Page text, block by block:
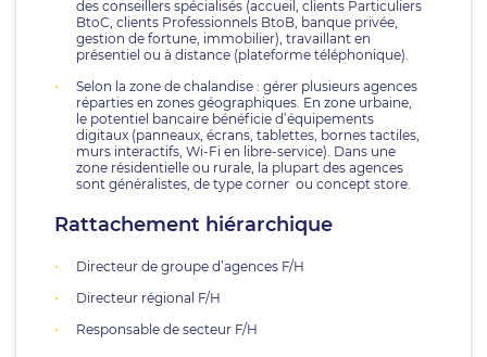
des conseillers spécialisés (accueil, clients Particuliers
BtoC, clients Professionnels BtoB, banque privée,
gestion de fortune, immobilier), travaillant en
présentiel ou à distance (plateforme téléphonique).
Selon la zone de chalandise : gérer plusieurs agences
réparties en zones géographiques. En zone urbaine,
le potentiel bancaire bénéficie d’équipements
digitaux (panneaux, écrans, tablettes, bornes tactiles,
murs interactifs, Wi-Fi en libre-service). Dans une
zone résidentielle ou rurale, la plupart des agences
sont généralistes, de type corner ou concept store.
Rattachement hiérarchique
Directeur de groupe d’agences F/H
Directeur régional F/H
Responsable de secteur F/H